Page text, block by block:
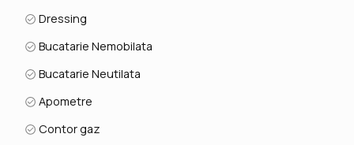
Dressing
Bucatarie Nemobilata
Bucatarie Neutilata
Apometre
Contor gaz